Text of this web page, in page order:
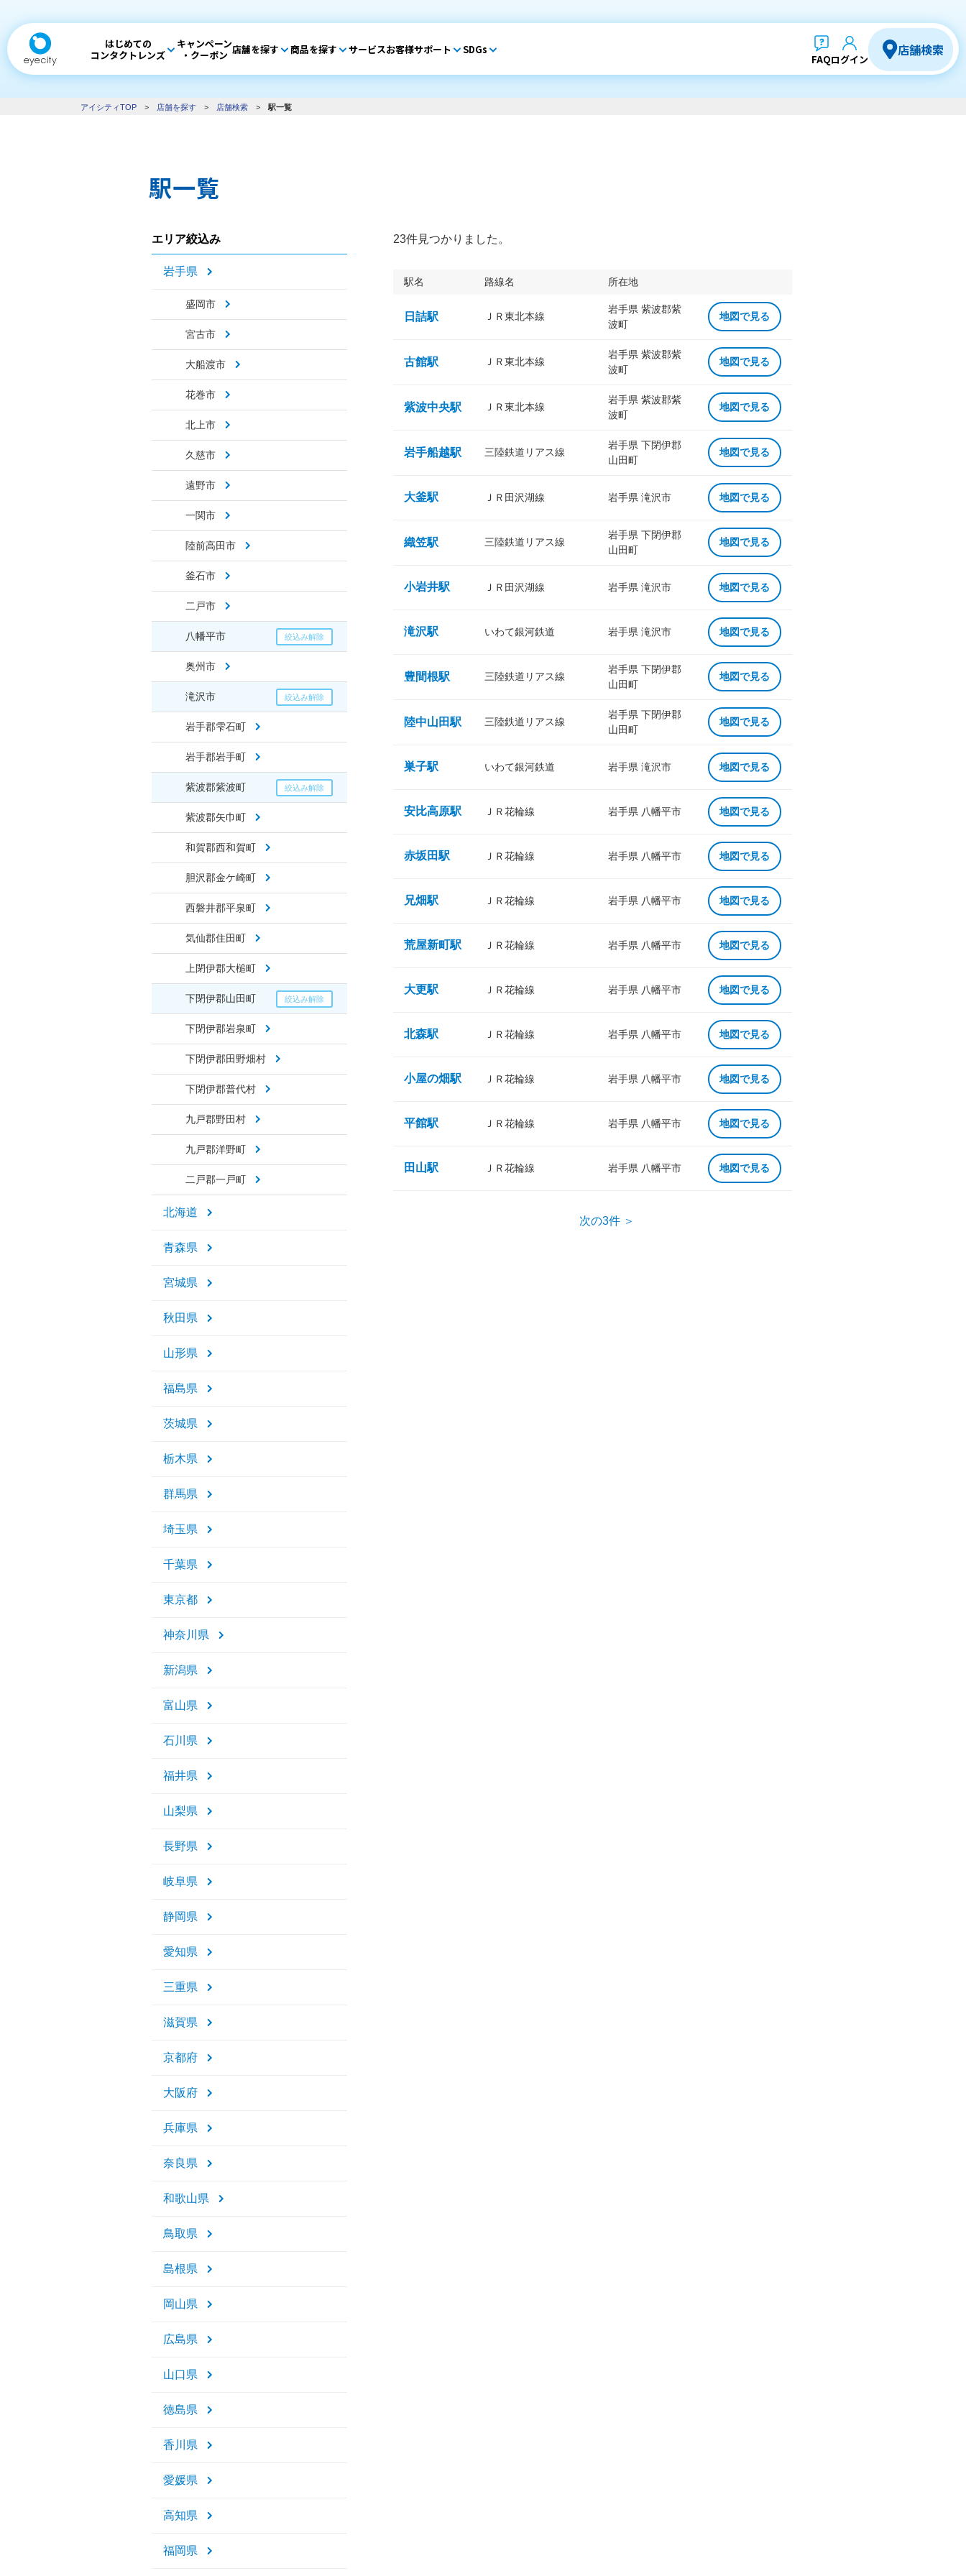
はじめての
コンタクトレンズ
キャンペーン
・クーポン 店舗を探す 商品を探す サービスお客様サポート SDGs
FAQログイン
店舗検索
アイシティTOP > 店舗を探す > 店舗検索 > 駅一覧
駅一覧
エリア絞込み
岩手県
盛岡市
宮古市
大船渡市
花巻市
北上市
久慈市
遠野市
一関市
陸前高田市
釜石市
二戸市
八幡平市
奥州市
滝沢市
岩手郡雫石町
岩手郡岩手町
紫波郡紫波町
紫波郡矢巾町
和賀郡西和賀町
胆沢郡金ケ崎町
西磐井郡平泉町
気仙郡住田町
上閉伊郡大槌町
下閉伊郡山田町
下閉伊郡岩泉町
下閉伊郡田野畑村
下閉伊郡普代村
九戸郡野田村
九戸郡洋野町
二戸郡一戸町
北海道
青森県
宮城県
秋田県
山形県
福島県
茨城県
栃木県
群馬県
埼玉県
千葉県
東京都
神奈川県
新潟県
富山県
石川県
福井県
山梨県
長野県
岐阜県
静岡県
愛知県
三重県
滋賀県
京都府
大阪府
兵庫県
奈良県
和歌山県
鳥取県
島根県
岡山県
広島県
山口県
徳島県
香川県
愛媛県
高知県
福岡県
23件見つかりました。
駅名 路線名 所在地
日詰駅 ＪＲ東北本線
岩手県 紫波郡紫
波町
地図で見る
古館駅 ＪＲ東北本線
岩手県 紫波郡紫
波町
地図で見る
紫波中央駅 ＪＲ東北本線
岩手県 紫波郡紫
波町
地図で見る
岩手船越駅 三陸鉄道リアス線
岩手県 下閉伊郡
山田町
地図で見る
大釜駅 ＪＲ田沢湖線 岩手県 滝沢市 地図で見る
織笠駅 三陸鉄道リアス線
岩手県 下閉伊郡
山田町
地図で見る
小岩井駅 ＪＲ田沢湖線 岩手県 滝沢市 地図で見る
滝沢駅 いわて銀河鉄道 岩手県 滝沢市 地図で見る
豊間根駅 三陸鉄道リアス線
岩手県 下閉伊郡
山田町
地図で見る
陸中山田駅 三陸鉄道リアス線
岩手県 下閉伊郡
山田町
地図で見る
巣子駅 いわて銀河鉄道 岩手県 滝沢市 地図で見る
安比高原駅 ＪＲ花輪線 岩手県 八幡平市 地図で見る
赤坂田駅 ＪＲ花輪線 岩手県 八幡平市 地図で見る
兄畑駅 ＪＲ花輪線 岩手県 八幡平市 地図で見る
荒屋新町駅 ＪＲ花輪線 岩手県 八幡平市 地図で見る
大更駅 ＪＲ花輪線 岩手県 八幡平市 地図で見る
北森駅 ＪＲ花輪線 岩手県 八幡平市 地図で見る
小屋の畑駅 ＪＲ花輪線 岩手県 八幡平市 地図で見る
平館駅 ＪＲ花輪線 岩手県 八幡平市 地図で見る
田山駅 ＪＲ花輪線 岩手県 八幡平市 地図で見る
次の3件 ＞